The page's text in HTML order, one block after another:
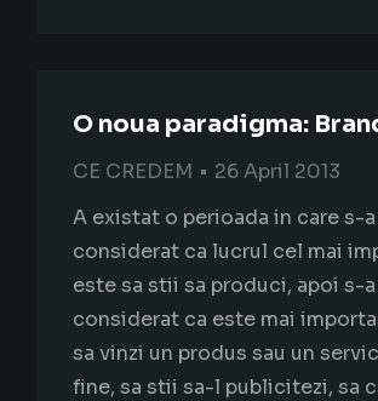
O noua paradigma:
CE CREDEM
26 April 2013
A existat o perioada in care s-a
considerat ca lucrul cel mai
este sa stii sa produci, apoi s-a
considerat ca este mai
sa vinzi un produs sau un
fine, sa stii sa-l publicitezi, sa